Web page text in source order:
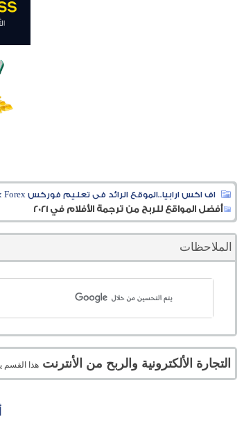
اف اكس ارابيا..الموقع الرائد فى تعليم فوركس Forex
أفضل المواقع للربح من ترجمة الأفلام في 2021
الملاحظات
التجارة الألكترونية والربح من الأنترنت هذا القسم